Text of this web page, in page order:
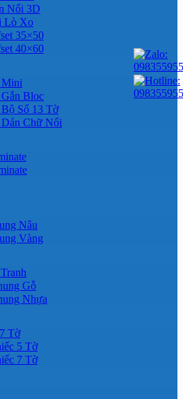
Nổi 3D
Lò Xo
35×50
40×60
Bloc
Số 13 Tờ
Chữ Nổi
Nâu
Vàng
Gỗ
Nhựa
Tờ
5 Tờ
7 Tờ